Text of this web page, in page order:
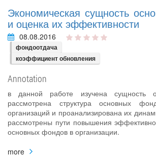
Экономическая сущность
и оценка их эффективности
08.08.2016
фондоотдача
коэффициент обновления
Annotation
в данной работе изучена сущность
рассмотрена структура основных
организаций и проанализирована их
рассмотрены пути повышения
основных фондов в организации.
more